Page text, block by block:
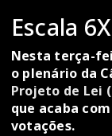
Escala
Nesta terça-
o plenário da
Projeto de Lei
que acaba
votações.